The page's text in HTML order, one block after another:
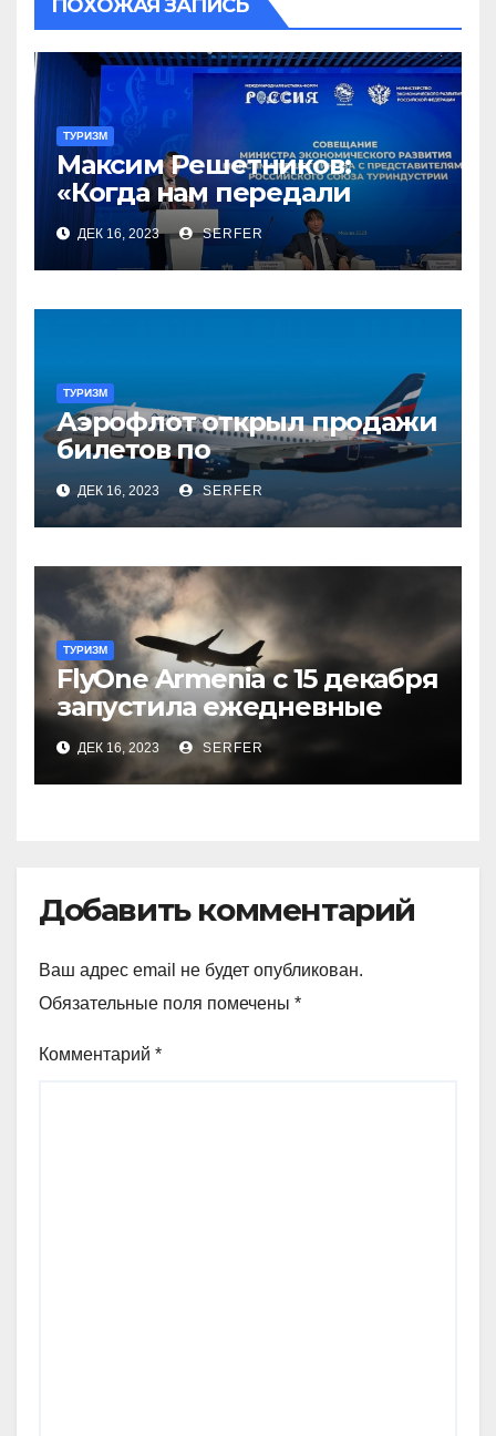
ПОХОЖАЯ ЗАПИСЬ
ТУРИЗМ
Максим Решетников:
«Когда нам передали
туризм, для нас это был
сюрприз, но он оказался
приятным»
ДЕК 16, 2023 SERFER
ТУРИЗМ
Аэрофлот открыл продажи
билетов по
субсидированным
тарифам
ДЕК 16, 2023 SERFER
ТУРИЗМ
FlyOne Armenia с 15 декабря
запустила ежедневные
рейсы в Шереметьево
ДЕК 16, 2023 SERFER
Добавить комментарий
Ваш адрес email не будет опубликован.
Обязательные поля помечены *
Комментарий *